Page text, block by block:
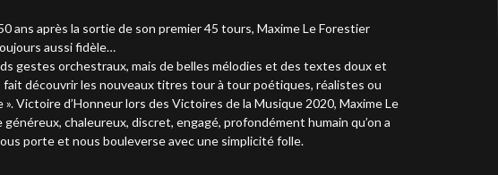
ans après la sortie de son premier 45 tours, Maxime Le Forestier
aussi fidèle…
gestes orchestraux, mais de belles mélodies et des textes doux et
fait découvrir les nouveaux titres tour à tour poétiques, réalistes ou
Victoire d’Honneur lors des Victoires de la Musique 2020, Maxime Le
chaleureux, discret, engagé, profondément humain qu’on a
porte et nous bouleverse avec une simplicité folle.